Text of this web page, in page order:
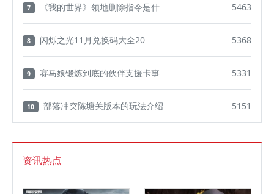
7 《我的世界》领地删除指令是什 5463
8 闪烁之光11月兑换码大全20 5368
9 赛马娘锻炼到底的伙伴支援卡事 5331
10 部落冲突陈塘关版本的玩法介绍 5151
资讯热点